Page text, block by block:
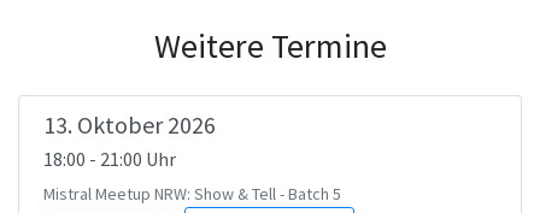
Weitere Termine
13. Oktober 2026
18:00 - 21:00 Uhr
Mistral Meetup NRW: Show & Tell - Batch 5